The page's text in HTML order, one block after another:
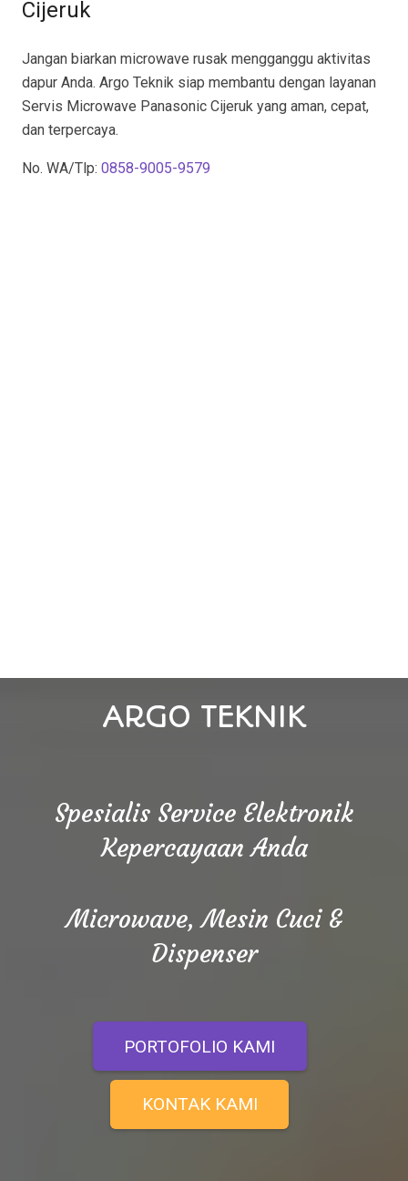
Cijeruk
Jangan biarkan microwave rusak mengganggu aktivitas
dapur Anda. Argo Teknik siap membantu dengan layanan
Servis Microwave Panasonic Cijeruk yang aman, cepat,
dan terpercaya.
No. WA/Tlp: 0858-9005-9579
ARGO TEKNIK
Spesialis Service Elektronik
Kepercayaan Anda
Microwave, Mesin Cuci &
Dispenser
PORTOFOLIO KAMI
KONTAK KAMI